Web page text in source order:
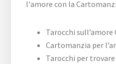
Tarocchi sull’amore
Cartomanzia per
Tarocchi per trovare